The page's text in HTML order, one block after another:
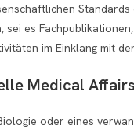
sei es
im Einklang mit
Medical
oder eines